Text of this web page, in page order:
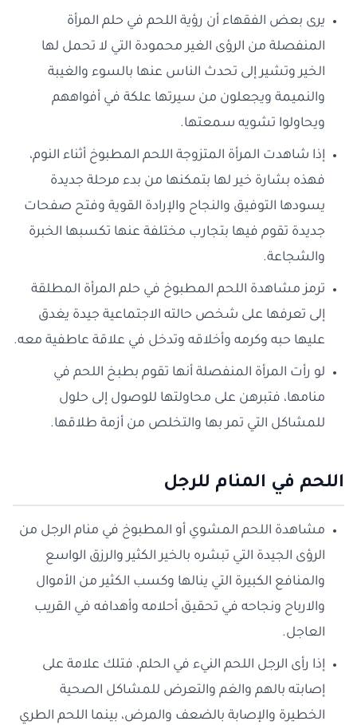
يرى بعض الفقهاء أن رؤية اللحم في حلم المرأة
المنفصلة من الرؤى الغير محمودة التي لا تحمل لها
الخير وتشير إلى تحدث الناس عنها بالسوء والغيبة
والنميمة ويجعلون من سيرتها علكة في أفواههم
ويحاولوا تشويه سمعتها.
إذا شاهدت المرأة المتزوجة اللحم المطبوخ أثناء النوم،
فهذه بشارة خير لها بتمكنها من بدء مرحلة جديدة
يسودها التوفيق والنجاح والإرادة القوية وفتح صفحات
جديدة تقوم فيها بتجارب مختلفة عنها تكسبها الخبرة
والشجاعة.
ترمز مشاهدة اللحم المطبوخ في حلم المرأة المطلقة
إلى تعرفها على شخص حالته الاجتماعية جيدة يغدق
عليها حبه وكرمه وأخلاقه وتدخل في علاقة عاطفية معه.
لو رأت المرأة المنفصلة أنها تقوم بطبخ اللحم في
منامها، فتبرهن على محاولتها للوصول إلى حلول
للمشاكل التي تمر بها والتخلص من أزمة طلاقها.
اللحم في المنام للرجل
مشاهدة اللحم المشوي أو المطبوخ في منام الرجل من
الرؤى الجيدة التي تبشره بالخير الكثير والرزق الواسع
والمنافع الكبيرة التي ينالها وكسب الكثير من الأموال
والارباح ونجاحه في تحقيق أحلامه وأهدافه في القريب
العاجل.
إذا رأى الرجل اللحم النيء في الحلم، فتلك علامة على
إصابته بالهم والغم والتعرض للمشاكل الصحية
الخطيرة والإصابة بالضعف والمرض، بينما اللحم الطري